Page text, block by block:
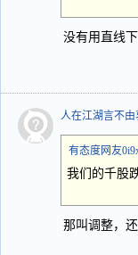
没有用直线
人在江湖言不由
有态度网友
我们的千股
那叫调整，